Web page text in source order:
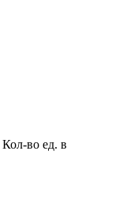
Кол-во ед. в